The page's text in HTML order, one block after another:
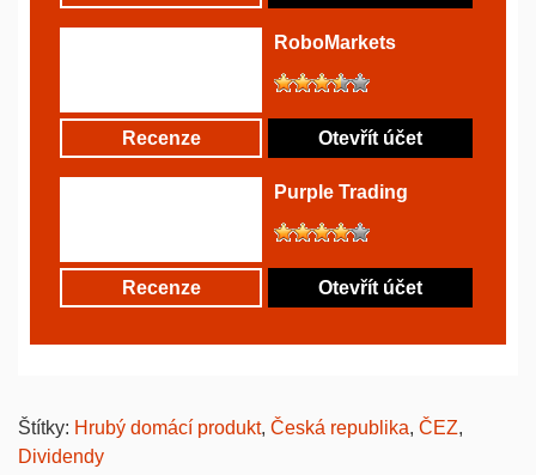
RoboMarkets
Recenze Otevřít účet
Purple Trading
Recenze Otevřít účet
Štítky: Hrubý domácí produkt, Česká republika, ČEZ,
Dividendy